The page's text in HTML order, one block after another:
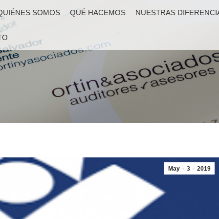
SOMOS QUÉ HACEMOS NUESTRAS
May 3 2019